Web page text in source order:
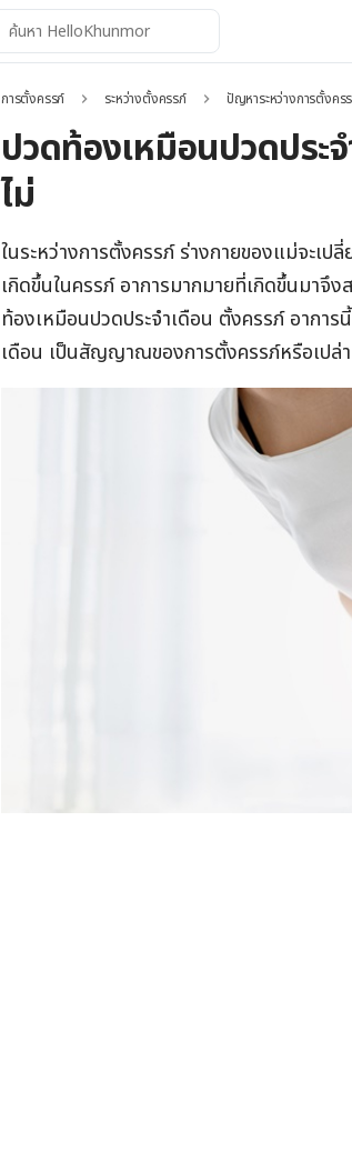
การตั้งครรภ์ ระหว่างตั้งครรภ์ ปัญหาระหว่างการตั้งคร
ปวดท้องเหมือนปวดประ
ไม่
ในระหว่างการตั้งครรภ์ ร่างกายของแม่จะเ
เกิดขึ้นในครรภ์ อาการมากมายที่เกิดขึ้นมาจึ
ท้องเหมือนปวดประจําเดือน ตั้งครรภ์ อากา
เดือน เป็นสัญญาณของการตั้งครรภ์หรือเปล่า